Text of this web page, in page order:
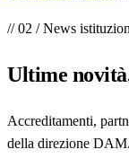
// 02 / News
Ultime novità
Accreditamenti,
della direzione DAM.